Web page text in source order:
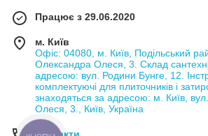
Працює з 29.06.2020
м. Київ
Офіс: 04080, м. Київ, Подільський
Олександра Олеся, 3. Склад
адресою: вул. Родини Бунге, 12.
комплектуючі для плиточників і
знаходяться за адресою: м. Київ,
Олеся, 3., Київ, Україна